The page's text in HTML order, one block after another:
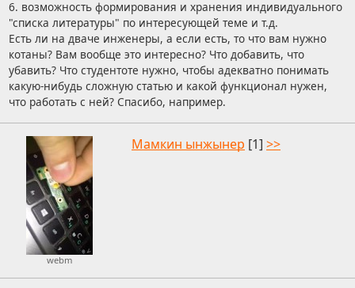
6. возможность формирования и хранения индивидуального
"списка литературы" по интересующей теме и т.д.
Есть ли на дваче инженеры, а если есть, то что вам нужно
котаны? Вам вообще это интересно? Что добавить, что
убавить? Что студентоте нужно, чтобы адекватно понимать
какую-нибудь сложную статью и какой функционал нужен,
что работать с ней? Спасибо, например.
webm
Мамкин ынжынер [1] >>